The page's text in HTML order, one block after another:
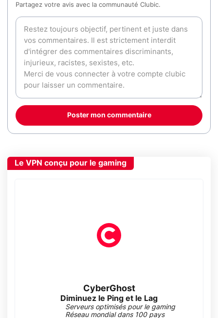
Partagez votre avis avec la communauté Clubic.
Poster mon commentaire
Le VPN conçu pour le gaming
CyberGhost
Diminuez le Ping et le Lag
Serveurs optimisés pour le gaming
Réseau mondial dans 100 pays